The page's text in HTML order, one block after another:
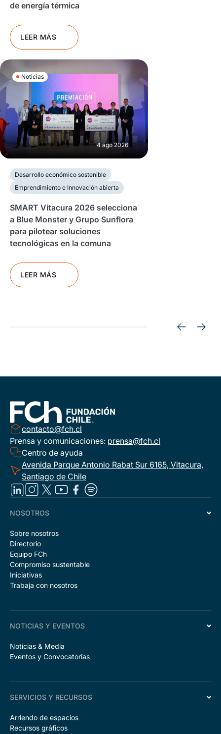
de energía térmica
LEER MÁS
Noticias
4 ago 2026
Desarrollo económico sostenible
Emprendimiento e Innovación abierta
SMART Vitacura 2026 selecciona
a Blue Monster y Grupo Sunflora
para pilotear soluciones
tecnológicas en la comuna
LEER MÁS
contacto@fch.cl
Prensa y comunicaciones: prensa@fch.cl
Centro de ayuda
Avenida Parque Antonio Rabat Sur 6165, Vitacura,
Santiago de Chile
NOSOTROS
Sobre nosotros
Directorio
Equipo FCh
Compromiso sustentable
Iniciativas
Trabaja con nosotros
NOTICIAS Y EVENTOS
Noticias & Media
Eventos y Convocatorias
SERVICIOS Y RECURSOS
Arriendo de espacios
Recursos gráficos